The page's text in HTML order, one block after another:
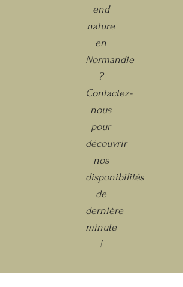
end
nature
en
Normandie
?
Contactez-
nous
pour
découvrir
nos
disponibilités
de
dernière
minute
!